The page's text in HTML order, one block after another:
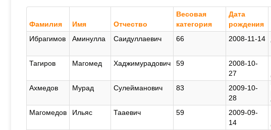
Фамилия Имя Отчество
Весовая
категория
Дата
рождения
Ибрагимов
Аминулла Саидуллаевич 66 2008-11-14
Тагиров
Магомед Хаджимурадович 59
2008-10-
27
Ахмедов Мурад Сулейманович 83
2009-10-
28
Магомедов
Ильяс Тааевич 59
2009-09-
14